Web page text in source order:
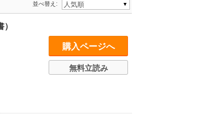
並べ替え:
購入ページへ
無料立読み